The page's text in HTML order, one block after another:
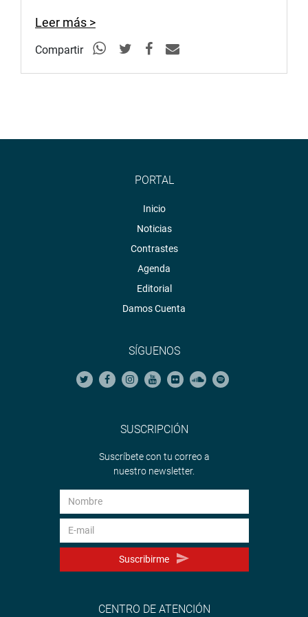
Leer más >
Compartir
PORTAL
Inicio
Noticias
Contrastes
Agenda
Editorial
Damos Cuenta
SÍGUENOS
SUSCRIPCIÓN
Suscríbete con tu correo a
nuestro newsletter.
Suscribirme
CENTRO DE ATENCIÓN